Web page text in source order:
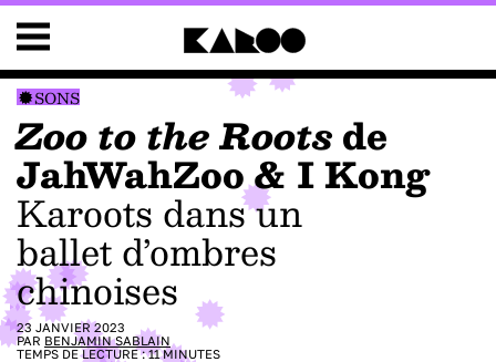
SONS
Zoo to the Rootsde
JahWahZoo & I Kong
Karoots dans un
ballet d’ombres
chinoises
23 JANVIER 2023
PAR BENJAMIN SABLAIN
TEMPS DE LECTURE :11MINUTES